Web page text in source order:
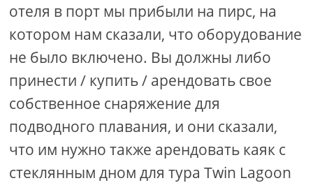
отеля в порт мы прибыли на пирс, на
котором нам сказали, что оборудование
не было включено. Вы должны либо
принести / купить / арендовать свое
собственное снаряжение для
подводного плавания, и они сказали,
что им нужно также арендовать каяк с
стеклянным дном для тура Twin Lagoon